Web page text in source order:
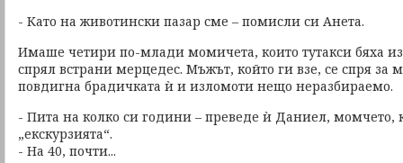
- Като на животински пазар сме – помисли си Анета.
Имаше четири по-млади момичета, които тутакси бяха
спрял встрани мерцедес. Мъжът, който ги взе, се спря за
повдигна брадичката ѝ и изломоти нещо неразбираемо.
- Пита на колко си години – преведе ѝ Даниел, момчето,
„екскурзията“.
- На 40, почти...